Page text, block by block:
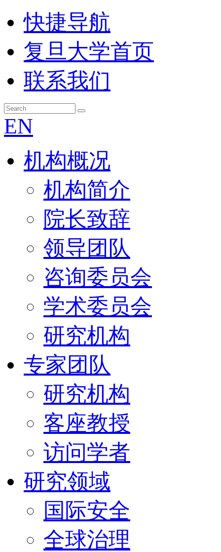
快捷导航
复旦大学首页
联系我们
EN
机构概况
机构简介
院长致辞
领导团队
咨询委员会
学术委员会
研究机构
专家团队
研究机构
客座教授
访问学者
研究领域
国际安全
全球治理